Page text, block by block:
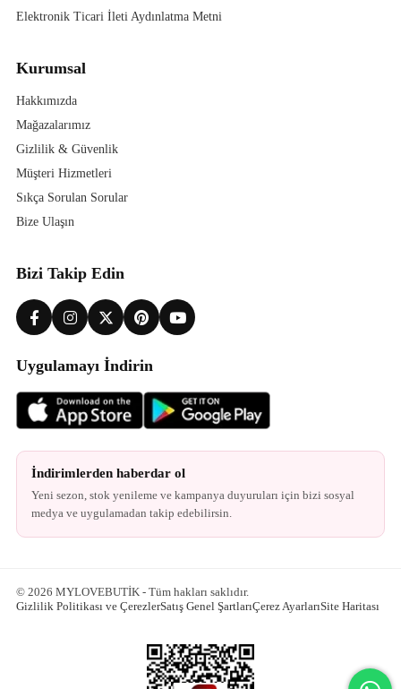
Elektronik Ticari İleti Aydınlatma Metni
Kurumsal
Hakkımızda
Mağazalarımız
Gizlilik & Güvenlik
Müşteri Hizmetleri
Sıkça Sorulan Sorular
Bize Ulaşın
Bizi Takip Edin
Uygulamayı İndirin
İndirimlerden haberdar ol
Yeni sezon, stok yenileme ve kampanya duyuruları için bizi sosyal
medya ve uygulamadan takip edebilirsin.
© 2026 MYLOVEBUTİK - Tüm hakları saklıdır.
Gizlilik Politikası ve ÇerezlerSatış Genel ŞartlarıÇerez AyarlarıSite Haritası